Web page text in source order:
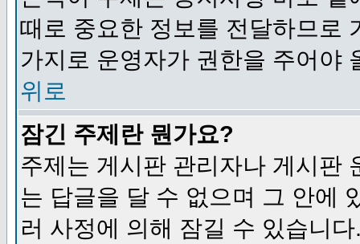
때로 중요한 정보를 전달하므로
가지로 운영자가 권한을 주어야
위로
잠긴 주제란 뭔가요?
주제는 게시판 관리자나 게시판
는 답글을 달 수 없으며 그 안에
러 사정에 의해 잠길 수 있습니다